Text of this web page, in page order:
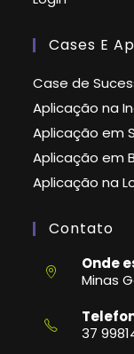
Cases E
Case de
Aplicação na
Aplicação em
Aplicação em
Aplicação na
Contato
Onde
Minas
37